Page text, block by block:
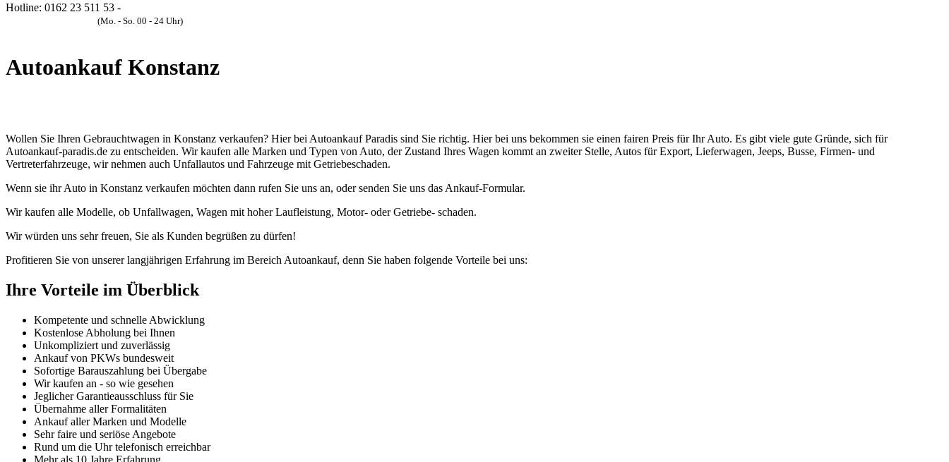
Hotline: 0162 23 511 53 -
(Mo. - So. 00 - 24 Uhr)
Autoankauf Konstanz
Wollen Sie Ihren Gebrauchtwagen in Konstanz verkaufen? Hier bei Autoankauf Paradis sind Sie richtig. Hier bei uns bekommen sie einen fairen Preis für Ihr Auto. Es gibt viele gute Gründe, sich für
Autoankauf-paradis.de zu entscheiden. Wir kaufen alle Marken und Typen von Auto, der Zustand Ihres Wagen kommt an zweiter Stelle, Autos für Export, Lieferwagen, Jeeps, Busse, Firmen- und
Vertreterfahrzeuge, wir nehmen auch Unfallautos und Fahrzeuge mit Getriebeschaden.
Wenn sie ihr Auto in Konstanz verkaufen möchten dann rufen Sie uns an, oder senden Sie uns das Ankauf-Formular.
Wir kaufen alle Modelle, ob Unfallwagen, Wagen mit hoher Laufleistung, Motor- oder Getriebe- schaden.
Wir würden uns sehr freuen, Sie als Kunden begrüßen zu dürfen!
Profitieren Sie von unserer langjährigen Erfahrung im Bereich Autoankauf, denn Sie haben folgende Vorteile bei uns:
Ihre Vorteile im Überblick
Kompetente und schnelle Abwicklung
Kostenlose Abholung bei Ihnen
Unkompliziert und zuverlässig
Ankauf von PKWs bundesweit
Sofortige Barauszahlung bei Übergabe
Wir kaufen an - so wie gesehen
Jeglicher Garantieausschluss für Sie
Übernahme aller Formalitäten
Ankauf aller Marken und Modelle
Sehr faire und seriöse Angebote
Rund um die Uhr telefonisch erreichbar
Mehr als 10 Jahre Erfahrung